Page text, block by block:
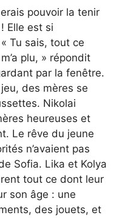
pouvoir la tenir
Elle est si
Tu sais, tout ce
plu, » répondit
par la fenêtre.
des mères se
Nikolai
heureuses et
Le rêve du jeune
n’avaient pas
Sofia. Lika et Kolya
tout ce dont leur
son âge : une
des jouets, et